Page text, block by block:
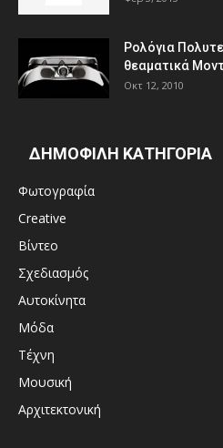
Ρολόγια
θεαματικά
Οκτ 12, 2010
ΔΗΜΟΦΙΛΗ ΚΑΤΗΓΟΡΙΑ
Φωτογραφία
Creative
Βίντεο
Σχεδιασμός
Αυτοκίνητα
Μόδα
Τέχνη
Μουσική
Αρχιτεκτονική